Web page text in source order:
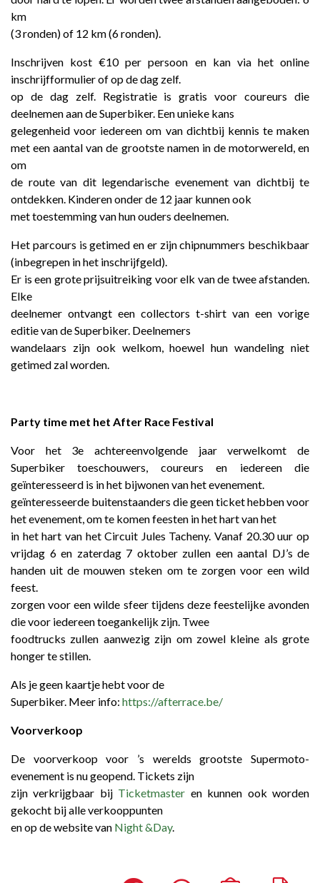
km
(3 ronden) of 12 km (6 ronden).
Inschrijven kost €10 per persoon en kan via het online
inschrijfformulier of op de dag zelf.
op de dag zelf. Registratie is gratis voor coureurs die
deelnemen aan de Superbiker. Een unieke kans
gelegenheid voor iedereen om van dichtbij kennis te maken
met een aantal van de grootste namen in de motorwereld, en
om
de route van dit legendarische evenement van dichtbij te
ontdekken. Kinderen onder de 12 jaar kunnen ook
met toestemming van hun ouders deelnemen.
Het parcours is getimed en er zijn chipnummers beschikbaar
(inbegrepen in het inschrijfgeld).
Er is een grote prijsuitreiking voor elk van de twee afstanden.
Elke
deelnemer ontvangt een collectors t-shirt van een vorige
editie van de Superbiker. Deelnemers
wandelaars zijn ook welkom, hoewel hun wandeling niet
getimed zal worden.
Party time met het After Race Festival
Voor het 3e achtereenvolgende jaar verwelkomt de
Superbiker toeschouwers, coureurs en iedereen die
geïnteresseerd is in het bijwonen van het evenement.
geïnteresseerde buitenstaanders die geen ticket hebben voor
het evenement, om te komen feesten in het hart van het
in het hart van het Circuit Jules Tacheny. Vanaf 20.30 uur op
vrijdag 6 en zaterdag 7 oktober zullen een aantal DJ’s de
handen uit de mouwen steken om te zorgen voor een wild
feest.
zorgen voor een wilde sfeer tijdens deze feestelijke avonden
die voor iedereen toegankelijk zijn. Twee
foodtrucks zullen aanwezig zijn om zowel kleine als grote
honger te stillen.
Als je geen kaartje hebt voor de
Superbiker. Meer info: https://afterrace.be/
Voorverkoop
De voorverkoop voor ’s werelds grootste Supermoto-
evenement is nu geopend. Tickets zijn
zijn verkrijgbaar bij Ticketmaster en kunnen ook worden
gekocht bij alle verkooppunten
en op de website van Night &Day.